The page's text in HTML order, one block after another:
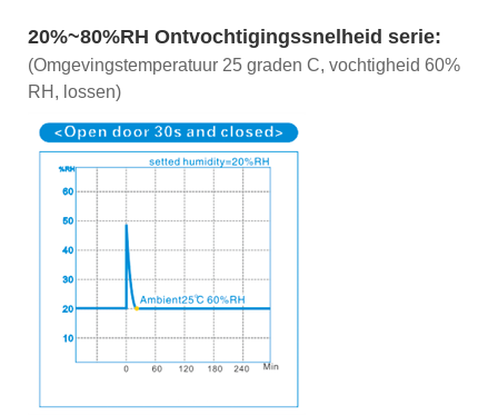
20%~80%RH Ontvochtigingssnelheid serie:
(Omgevingstemperatuur 25 graden C, vochtigheid 60%
RH, lossen)